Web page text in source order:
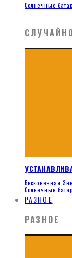
Солнечные
Бесконечная
Солнечные
РАЗНОЕ
РАЗНОЕ